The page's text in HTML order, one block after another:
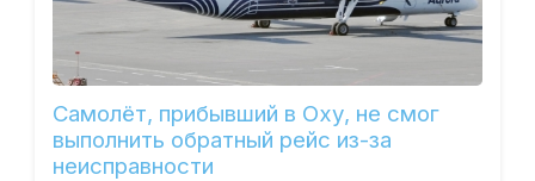
Самолёт, прибывший в Оху, не смог
выполнить обратный рейс из-за
неисправности